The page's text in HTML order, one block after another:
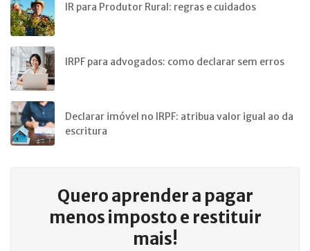
IR para Produtor Rural: regras e cuidados
IRPF para advogados: como declarar sem erros
Declarar imóvel no IRPF: atribua valor igual ao da
escritura
Quero aprender a pagar
menos imposto e restituir
mais!